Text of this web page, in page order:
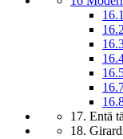
17. Entä
18.